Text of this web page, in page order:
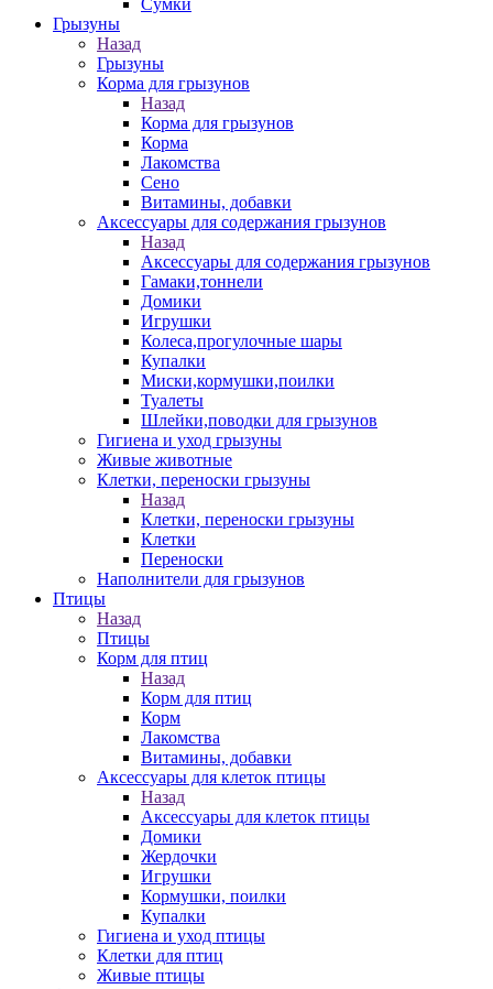
Сумки
Грызуны
Назад
Грызуны
Корма для грызунов
Назад
Корма для грызунов
Корма
Лакомства
Сено
Витамины, добавки
Аксессуары для содержания грызунов
Назад
Аксессуары для содержания грызунов
Гамаки,тоннели
Домики
Игрушки
Колеса,прогулочные шары
Купалки
Миски,кормушки,поилки
Туалеты
Шлейки,поводки для грызунов
Гигиена и уход грызуны
Живые животные
Клетки, переноски грызуны
Назад
Клетки, переноски грызуны
Клетки
Переноски
Наполнители для грызунов
Птицы
Назад
Птицы
Корм для птиц
Назад
Корм для птиц
Корм
Лакомства
Витамины, добавки
Аксессуары для клеток птицы
Назад
Аксессуары для клеток птицы
Домики
Жердочки
Игрушки
Кормушки, поилки
Купалки
Гигиена и уход птицы
Клетки для птиц
Живые птицы